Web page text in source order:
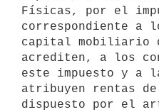
Físicas, por el
correspondiente a
capital mobiliario
acrediten, a los
este impuesto y a
atribuyen rentas
dispuesto por el